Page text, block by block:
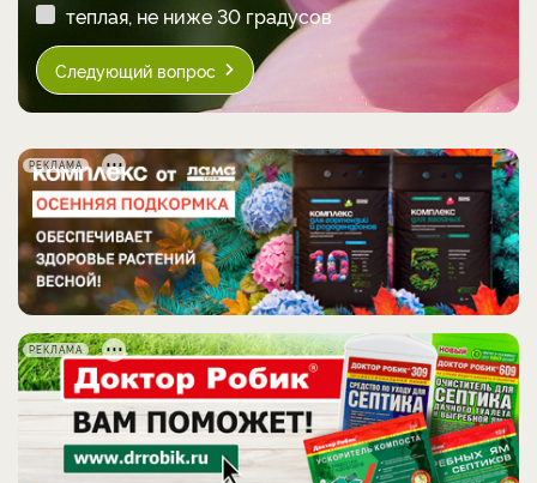
теплая, не ниже 30 градусов
Следующий вопрос
РЕКЛАМА
РЕКЛАМА